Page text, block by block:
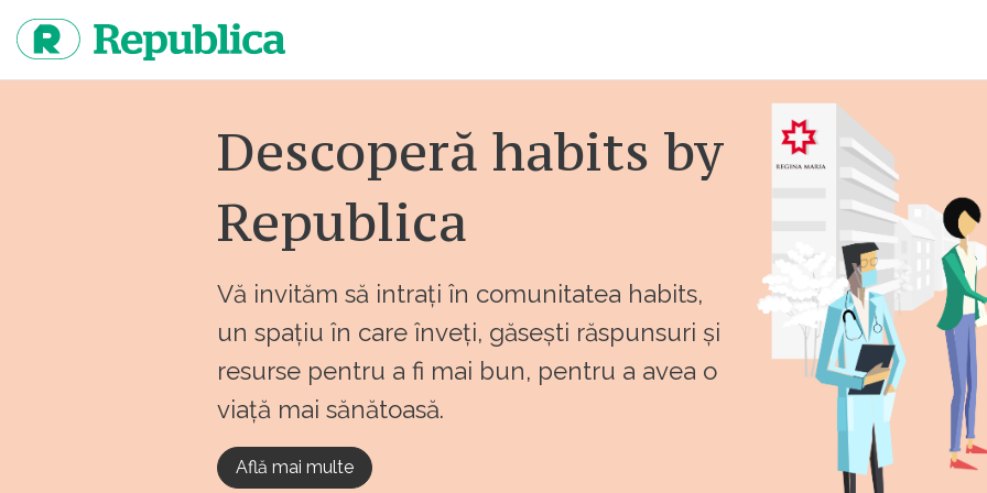
continut
Descoperă habits by
Republica
Vă invităm să intrați în comunitatea habits,
un spațiu în care înveți, găsești răspunsuri și
resurse pentru a fi mai bun, pentru a avea o
viață mai sănătoasă.
Află mai multe